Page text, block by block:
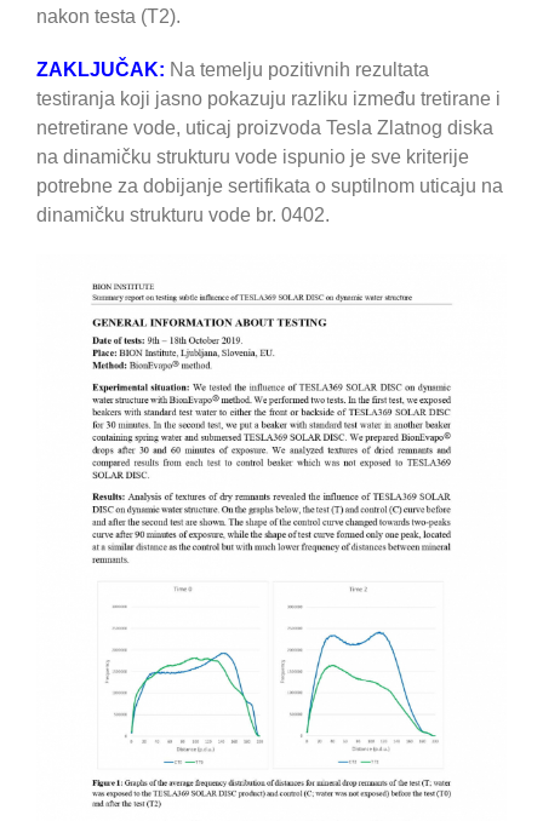
nakon testa (T2).
ZAKLJUČAK: Na temelju pozitivnih rezultata
testiranja koji jasno pokazuju razliku između tretirane i
netretirane vode, uticaj proizvoda Tesla Zlatnog diska
na dinamičku strukturu vode ispunio je sve kriterije
potrebne za dobijanje sertifikata o suptilnom uticaju na
dinamičku strukturu vode br. 0402.